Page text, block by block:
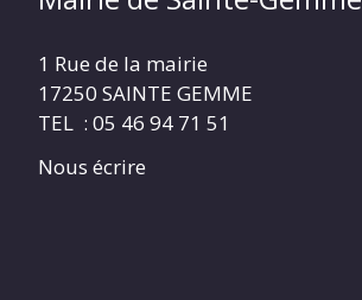
1 Rue de la mairie
17250 SAINTE GEMME
TEL : 05 46 94 71 51
Nous écrire